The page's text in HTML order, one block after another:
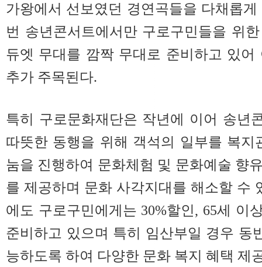
가왕에서 선보였던 경연곡들을 다채롭
번 송년콘서트에서만 구로구민들을 위
듀엣 무대를 깜짝 무대로 준비하고 있
추가 주목된다.
특히 구로문화재단은 작년에 이어 송년
따뜻한 동행을 위해 객석의 일부를 복
눔을 진행하여 문화체험 및 문화예술 향
를 제공하며 문화 사각지대를 해소할 수
에도 구로구민에게는 30%할인, 65세 이
준비하고 있으며 특히 임산부일 경우 동
능하도록 하여 다양한 문화 복지 혜택 제